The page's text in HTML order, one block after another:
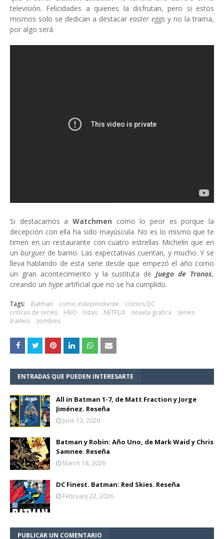
televisión. Felicidades a quienes la disfrutan, pero si estos
mismos solo se dedican a destacar easter eggs y no la trama,
por algo será.
Si destacamos a Watchmen como lo peor es porque la
decepción con ella ha sido mayúscula. No es lo mismo que te
timen en un restaurante con cuatro estrellas Michelín que en
un burguer de barrio. Las expectativas cuentan, y mucho. Y se
lleva hablando de esta serie desde que empezó el año como
un gran acontecimiento y la sustituta deJuego de Tronos,
creando un hype artificial que no se ha cumplido.
Tags: Batman comic independiente
cómics DC
criticas de series
HBO listas NETFLIX novela gráfica
series
trailers
zombies
ENTRADAS QUE PUEDEN INTERESARTE
All in Batman 1-7, de Matt Fraction y Jorge
Jiménez. Reseña
June 13, 2026
Batman y Robin: Año Uno, de Mark Waid y Chris
Samnee. Reseña
March 18, 2026
DC Finest. Batman: Red Skies. Reseña
February 22, 2026
PUBLICAR UN COMENTARIO